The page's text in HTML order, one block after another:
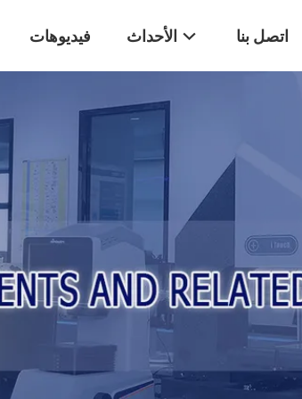
فيديوهات الأحداث اتصل بنا